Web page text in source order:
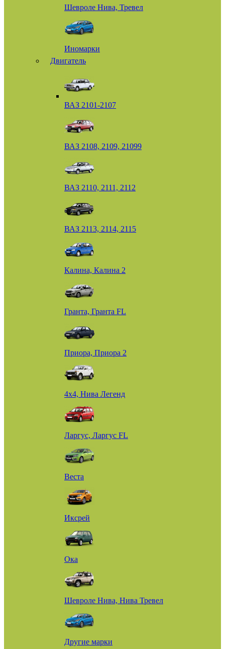
Шевроле Нива, Тревел
Иномарки
Двигатель
ВАЗ 2101-2107
ВАЗ 2108, 2109, 21099
ВАЗ 2110, 2111, 2112
ВАЗ 2113, 2114, 2115
Калина, Калина 2
Гранта, Гранта FL
Приора, Приора 2
4х4, Нива Легенд
Ларгус, Ларгус FL
Веста
Иксрей
Ока
Шевроле Нива, Нива Тревел
Другие марки